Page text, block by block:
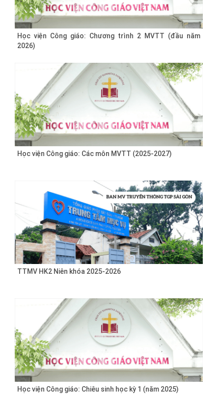
Học viện Công giáo: Chương trình 2 MVTT (đầu năm
2026)
Học viện Công giáo: Các môn MVTT (2025-2027)
TTMV HK2 Niên khóa 2025-2026
Học viện Công giáo: Chiêu sinh học kỳ 1 (năm 2025)